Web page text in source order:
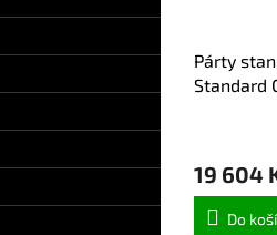
Párty
Standard
19 604
Do